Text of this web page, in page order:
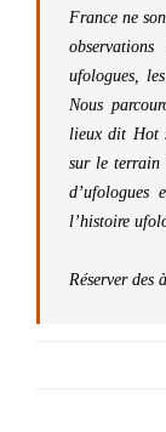
France ne
ufologues,
Nous
lieux dit Hot
sur le terrain
d’ufologues
l’histoire
Réserver des